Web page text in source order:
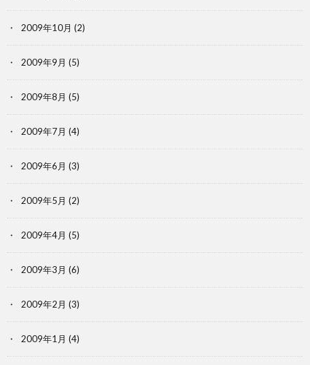
2009年10月 (2)
2009年9月 (5)
2009年8月 (5)
2009年7月 (4)
2009年6月 (3)
2009年5月 (2)
2009年4月 (5)
2009年3月 (6)
2009年2月 (3)
2009年1月 (4)